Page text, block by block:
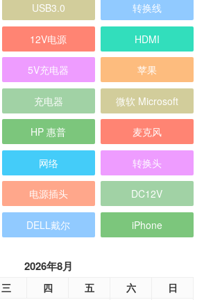
USB3.0 转换线
12V电源 HDMI
5V充电器 苹果
充电器 微软 Microsoft
HP 惠普 麦克风
网络 转换头
电源插头 DC12V
DELL戴尔 iPhone
2026年8月
三 四 五 六 日